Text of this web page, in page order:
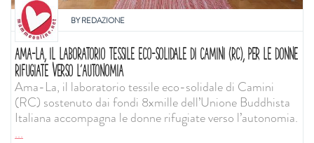
BYREDAZIONE
AMA-LA, IL LABORATORIO TESSILE ECO-SOLIDALE DI CAMINI (RC), PER LE DONNE
RIFUGIATE VERSO L’AUTONOMIA
Ama-La, il laboratorio tessile eco-solidale di Camini
(RC) sostenuto dai fondi 8xmille dell’Unione Buddhista
Italiana accompagna le donne rifugiate verso l’autonomia.
...